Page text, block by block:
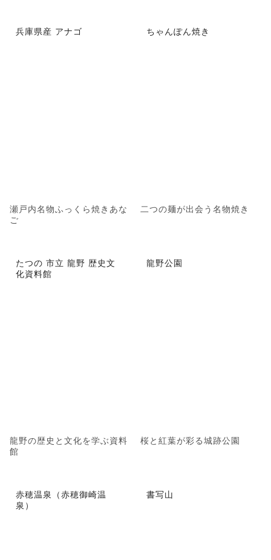
兵庫県産 アナゴ
瀬戸内名物ふっくら焼きあな
ご
ちゃんぽん焼き
二つの麺が出会う名物焼き
たつの 市立 龍野 歴史文
化資料館
龍野の歴史と文化を学ぶ資料
館
龍野公園
桜と紅葉が彩る城跡公園
赤穂温泉（赤穂御崎温
泉）
書写山